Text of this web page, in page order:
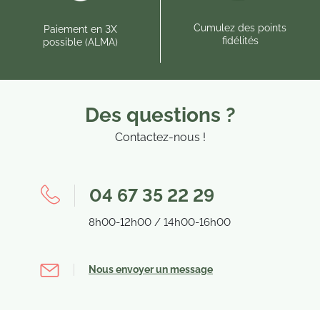
Paiement en 3X
possible (ALMA)
Cumulez des points
fidélités
Des questions ?
Contactez-nous !
04 67 35 22 29
8h00-12h00 / 14h00-16h00
Nous envoyer un message